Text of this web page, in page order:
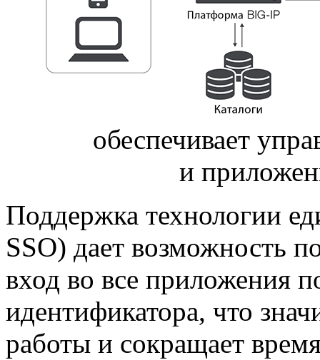
обеспечивает
и
Поддержка технологии
SSO) дает возможность
вход во все приложения
идентификатора, что
работы и сокращает